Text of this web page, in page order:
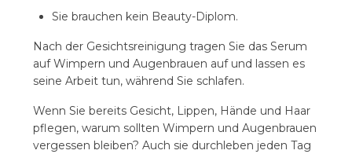
Sie brauchen kein Beauty-Diplom.
Nach der Gesichtsreinigung tragen Sie das Serum
auf Wimpern und Augenbrauen auf und lassen es
seine Arbeit tun, während Sie schlafen.
Wenn Sie bereits Gesicht, Lippen, Hände und Haar
pflegen, warum sollten Wimpern und Augenbrauen
vergessen bleiben? Auch sie durchleben jeden Tag